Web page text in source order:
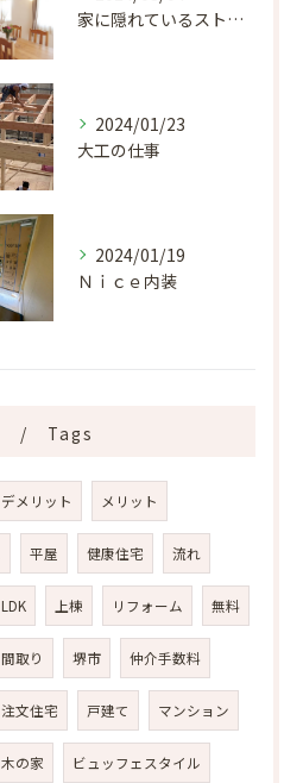
家に隠れているストレス 平屋編
2024/01/23
大工の仕事
2024/01/19
Ｎｉｃｅ内装
Tags
デメリット メリット
平屋 健康住宅 流れ
LDK 上棟 リフォーム 無料
間取り 堺市 仲介手数料
注文住宅 戸建て マンション
木の家 ビュッフェスタイル